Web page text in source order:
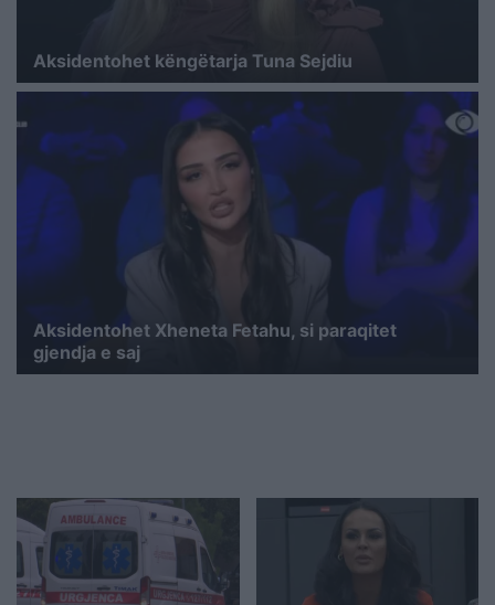
Aksidentohet këngëtarja Tuna Sejdiu
Aksidentohet Xheneta Fetahu, si paraqitet
gjendja e saj